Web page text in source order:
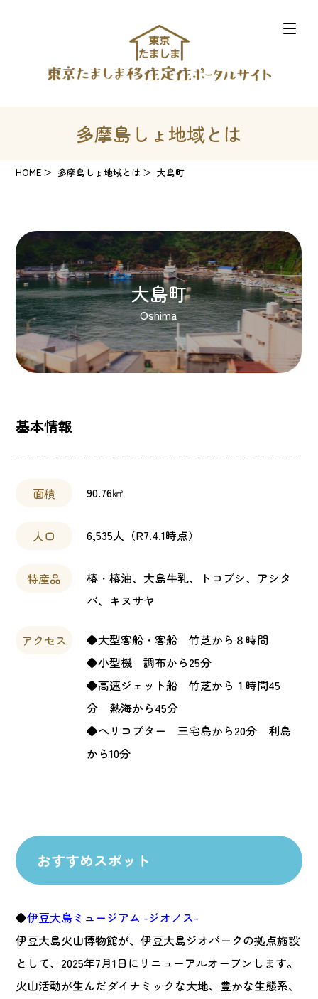
多摩島しょ地域とは
HOME 多摩島しょ地域とは 大島町
大島町
Oshima
基本情報
面積 90.76㎢
人口 6,535人（R7.4.1時点）
特産品
椿・椿油、大島牛乳、トコブシ、アシタ
バ、キヌサヤ
アクセス
◆大型客船・客船 竹芝から８時間
◆小型機 調布から25分
◆高速ジェット船 竹芝から１時間45
分 熱海から45分
◆ヘリコプター 三宅島から20分 利島
から10分
おすすめスポット
◆伊豆大島ミュージアム -ジオノス-
伊豆大島火山博物館が、伊豆大島ジオパークの拠点施設
として、2025年7月1日にリニューアルオープンします。
火山活動が生んだダイナミックな大地、豊かな生態系、